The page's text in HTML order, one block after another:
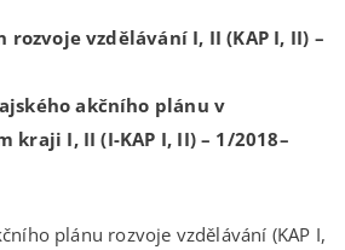
rozvoje vzdělávání I, II (KAP I, II) –
akčního plánu v
kraji I, II (I-KAP I, II) – 1/2018–
plánu rozvoje vzdělávání (KAP I,